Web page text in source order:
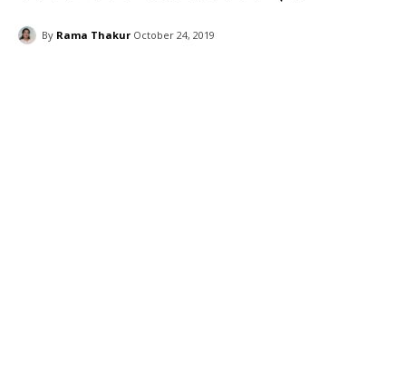
By Rama Thakur October 24, 2019